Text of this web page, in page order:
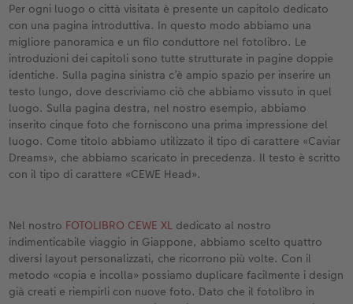
Per ogni luogo o città visitata è presente un capitolo dedicato
con una pagina introduttiva. In questo modo abbiamo una
migliore panoramica e un filo conduttore nel fotolibro. Le
introduzioni dei capitoli sono tutte strutturate in pagine doppie
identiche. Sulla pagina sinistra c’è ampio spazio per inserire un
testo lungo, dove descriviamo ciò che abbiamo vissuto in quel
luogo. Sulla pagina destra, nel nostro esempio, abbiamo
inserito cinque foto che forniscono una prima impressione del
luogo. Come titolo abbiamo utilizzato il tipo di carattere «Caviar
Dreams», che abbiamo scaricato in precedenza. Il testo è scritto
con il tipo di carattere «CEWE Head».
Nel nostro FOTOLIBRO CEWE XL dedicato al nostro
indimenticabile viaggio in Giappone, abbiamo scelto quattro
diversi layout personalizzati, che ricorrono più volte. Con il
metodo «copia e incolla» possiamo duplicare facilmente i design
già creati e riempirli con nuove foto. Dato che il fotolibro in